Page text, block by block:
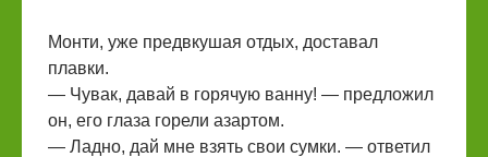
Монти, уже предвкушая отдых, доставал
плавки.
— Чувак, давай в горячую ванну! — предложил
он, его глаза горели азартом.
— Ладно, дай мне взять свои сумки. — ответил